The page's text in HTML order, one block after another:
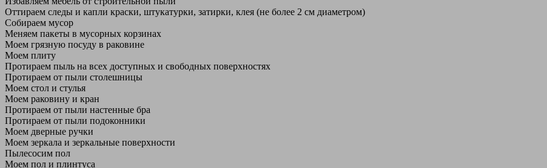
Оттираем следы и капли краски, штукатурки, затирки, клея (не более 2 см диаметром)
Собираем мусор
Меняем пакеты в мусорных корзинах
Моем грязную посуду в раковине
Моем плиту
Протираем пыль на всех доступных и свободных поверхностях
Протираем от пыли столешницы
Моем стол и стулья
Моем раковину и кран
Протираем от пыли настенные бра
Протираем от пыли подоконники
Моем дверные ручки
Моем зеркала и зеркальные поверхности
Пылесосим пол
Моем пол и плинтуса